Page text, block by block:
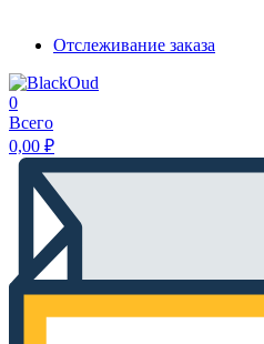
Отслеживание заказа
0
Всего
0,00 ₽